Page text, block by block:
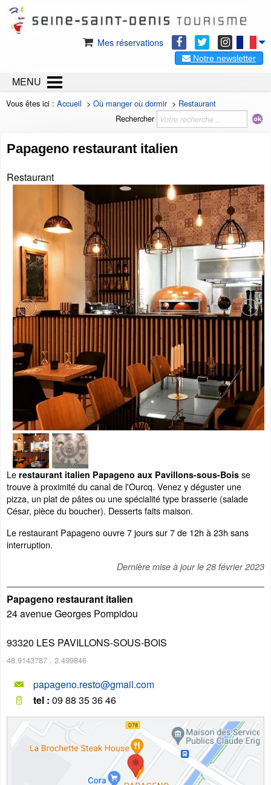
Mes réservations
Notre newsletter
MENU
Vous êtes ici : Accueil > Où manger où dormir> Restaurant
Rechercher
Papageno restaurant italien
Restaurant
Le restaurant italien Papageno aux Pavillons-sous-Bois se
trouve à proximité du canal de l'Ourcq. Venez y déguster une
pizza, un plat de pâtes ou une spécialité type brasserie (salade
César, pièce du boucher). Desserts faits maison.
Le restaurant Papageno ouvre 7 jours sur 7 de 12h à 23h sans
interruption.
Dernière mise à jour le 28 février 2023
Papageno restaurant italien
24 avenue Georges Pompidou
93320 LES PAVILLONS-SOUS-BOIS
48.9143787 , 2.499846
papageno.resto@gmail.com
tel : 09 88 35 36 46